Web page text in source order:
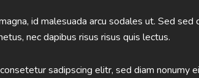
id malesuada arcu sodales ut. Sed
nec dapibus risus risus quis lectus.
sadipscing elitr, sed diam